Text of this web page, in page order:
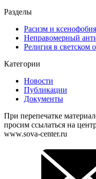
Разделы
Расизм и ксенофобия
Неправомерный
Религия в светском
Категории
Новости
Публикации
Документы
При перепечатке
просим ссылаться на
www.sova-center.ru